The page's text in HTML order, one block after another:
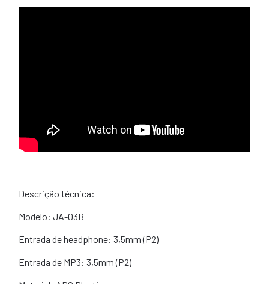
Descrição técnica:
Modelo: JA-03B
Entrada de headphone: 3,5mm (P2)
Entrada de MP3: 3,5mm (P2)